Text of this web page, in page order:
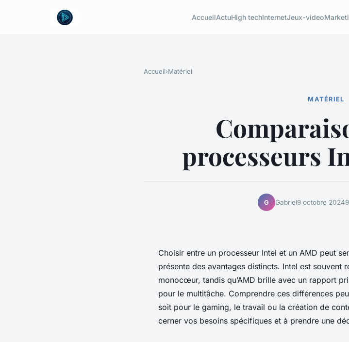
AccueilActuHigh techInternetJeux-video
Accueil›Matériel
MATÉRIEL
processeurs
G Gabriel9 octobre 2024
Choisir entre un processeur Intel et un AMD peut
présente des avantages distincts. Intel est souvent
monocœur, tandis qu’AMD brille avec un rapport
pour le multitâche. Comprendre ces différences
soit pour le gaming, le travail ou la création de
cerner vos besoins spécifiques et à prendre une